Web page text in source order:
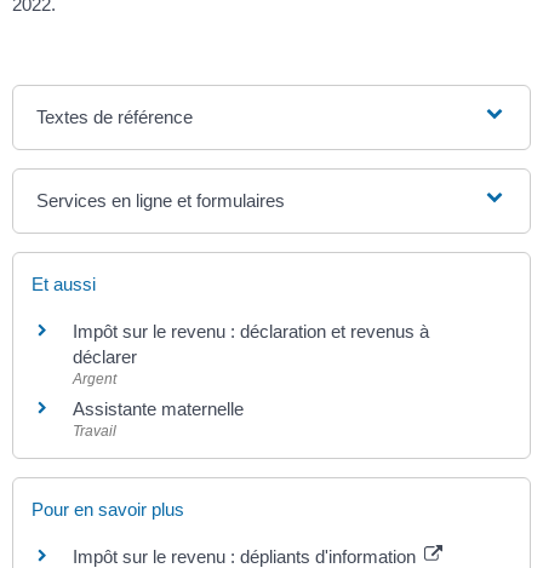
Textes de référence
Services en ligne et formulaires
Et aussi
Impôt sur le revenu : déclaration et revenus à
déclarer
Argent
Assistante maternelle
Travail
Pour en savoir plus
Impôt sur le revenu : dépliants d'information